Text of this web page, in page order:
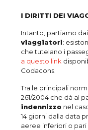
I DIRITTI DEI
Intanto, partiamo dai
viaggiatori:
che tutelano i
a questo link
Codacons.
Tra le principali
261/2004 che dà al
indennizzo nel
14 giorni dalla data
aeree inferiori o pari